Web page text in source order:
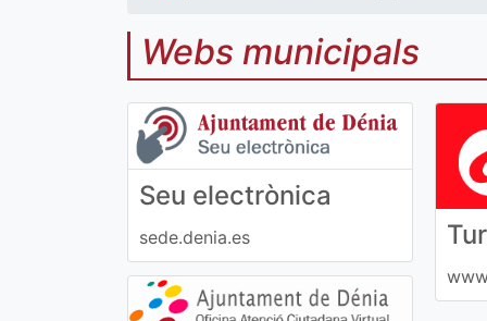
Webs municipals
Seu electrònica
sede.denia.es